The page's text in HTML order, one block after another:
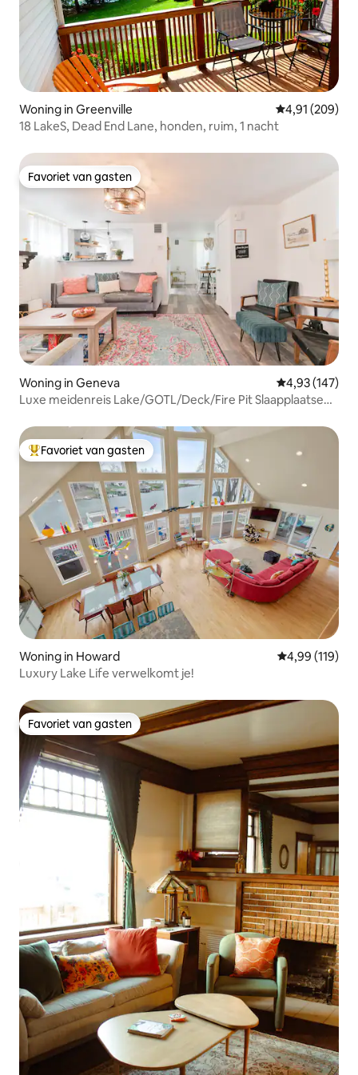
Woning in Greenville Gemiddelde
4,91 (209)
18 LakeS, Dead End Lane, honden, ruim, 1 nacht
Favoriet van gasten
Favoriet van gasten
Woning in Geneva Gemiddelde
4,93 (147)
Luxe meidenreis Lake/GOTL/Deck/Fire Pit Slaapplaatsen
Topfavoriet van gasten
Favoriet van gasten
Woning in Howard Gemiddelde
4,99 (119)
Luxury Lake Life verwelkomt je!
Favoriet van gasten
Favoriet van gasten